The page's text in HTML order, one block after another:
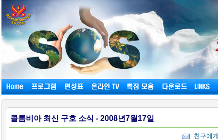
콜롬비아 최신 구호 소식 - 2008년7월17일
친구에